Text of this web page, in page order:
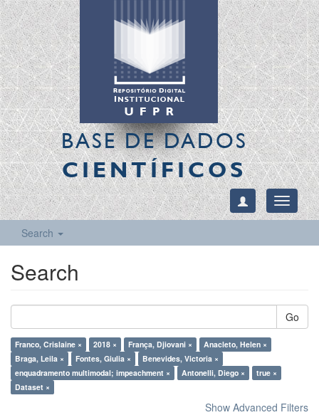
BASE DE DADOS
CIENTÍFICOS
Toggle
Search
Search
Go
Franco, Crislaine × 2018 × França, Djiovani ×
Anacleto, Helen ×
Braga, Leila ×
Fontes, Giulia ×
Benevides, Victoria ×
enquadramento multimodal; impeachment ×
Antonelli, Diego ×
true ×
Dataset ×
Show Advanced Filters